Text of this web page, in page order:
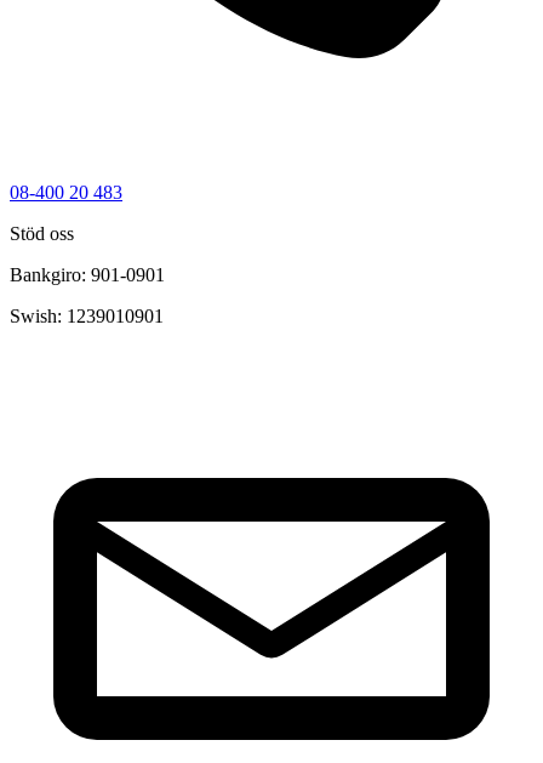
08-400 20 483
Stöd oss
Bankgiro: 901-0901
Swish: 1239010901